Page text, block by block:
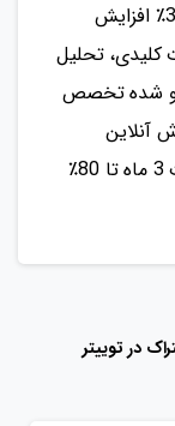
ترافیک ارگانیک را تا 300٪ افزایش
کلیدی، تحلیل
شده تخصص
آنلاین
مشتریان خود را در مدت 3 ماه تا 80٪
در توییتر